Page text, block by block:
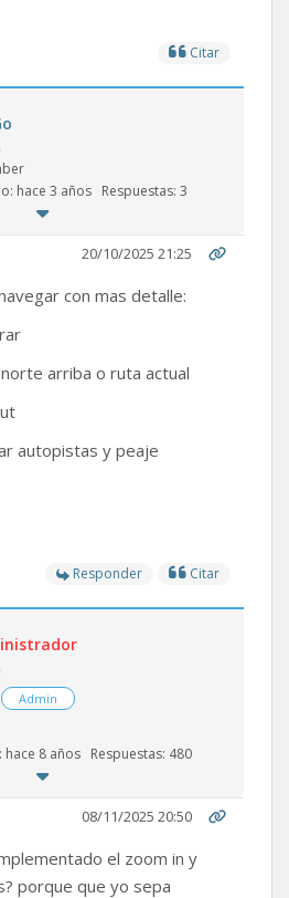
Citar
hace 3 años Respuestas: 3
20/10/2025 21:25
con mas detalle:
arriba o ruta actual
autopistas y peaje
Responder Citar
Admin
hace 8 años Respuestas: 480
08/11/2025 20:50
el zoom in y
porque que yo sepa